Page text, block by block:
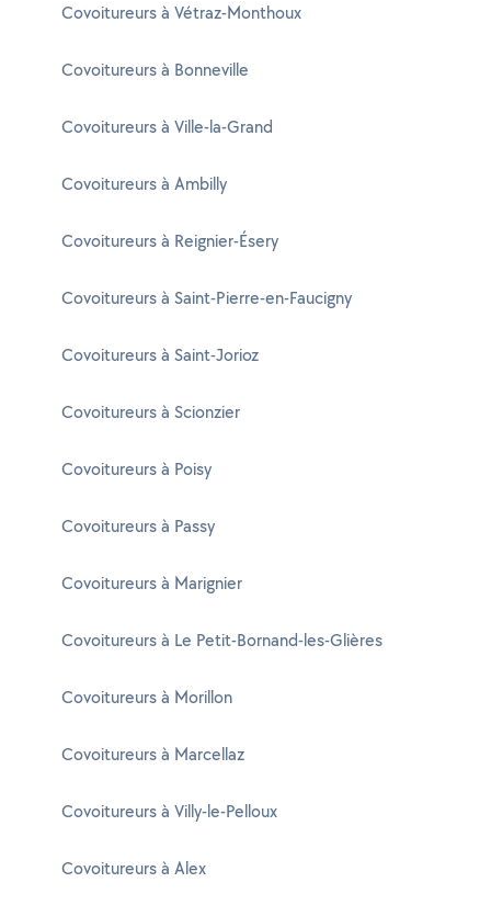
Covoitureurs à Vétraz-Monthoux
Covoitureurs à Bonneville
Covoitureurs à Ville-la-Grand
Covoitureurs à Ambilly
Covoitureurs à Reignier-Ésery
Covoitureurs à Saint-Pierre-en-Faucigny
Covoitureurs à Saint-Jorioz
Covoitureurs à Scionzier
Covoitureurs à Poisy
Covoitureurs à Passy
Covoitureurs à Marignier
Covoitureurs à Le Petit-Bornand-les-Glières
Covoitureurs à Morillon
Covoitureurs à Marcellaz
Covoitureurs à Villy-le-Pelloux
Covoitureurs à Alex